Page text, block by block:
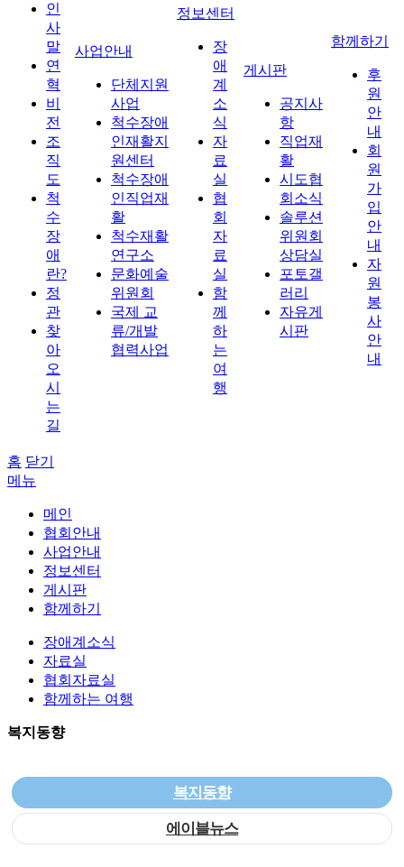
인
사
말
연
혁
비
전
조
직
도
척
수
장
애
란?
정
관
찾
아
오
시
는
길
사업안내
단체지원
사업
척수장애
인재활지
원센터
척수장애
인직업재
활
척수재활
연구소
문화예술
위원회
국제 교
류/개발
협력사업
정보센터
장
애
계
소
식
자
료
실
협
회
자
료
실
함
께
하
는
여
행
게시판
공지사
항
직업재
활
시도협
회소식
솔루션
위원회
상담실
포토갤
러리
자유게
시판
함께하기
후
원
안
내
회
원
가
입
안
내
자
원
봉
사
안
내
홈 닫기
메뉴
메인
협회안내
사업안내
정보센터
게시판
함께하기
장애계소식
자료실
협회자료실
함께하는 여행
복지동향
복지동향
에이블뉴스